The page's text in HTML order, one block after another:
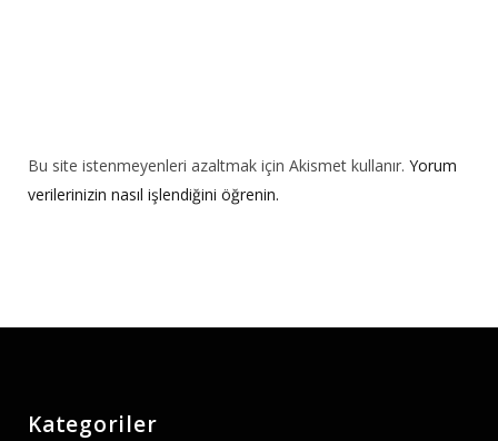
Bu site istenmeyenleri azaltmak için Akismet kullanır. Yorum
verilerinizin nasıl işlendiğini öğrenin.
Kategoriler